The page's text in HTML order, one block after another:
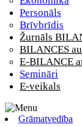
Personāls
Brīvbrīdis
Žurnāls
BILANCES
E-BILANCE
Semināri
E-veikals
Grāmatvedība